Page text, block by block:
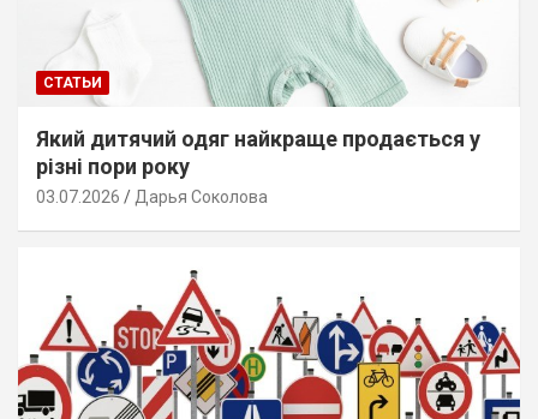
СТАТЬИ
Який дитячий одяг найкраще продається у
різні пори року
03.07.2026 Дарья Соколова